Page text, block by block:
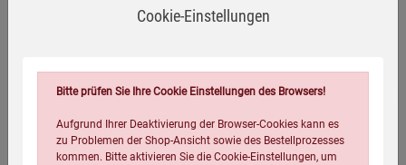
Cookie-Einstellungen
Bitte prüfen Sie Ihre Cookie Einstellungen des Browsers!
Aufgrund Ihrer Deaktivierung der Browser-Cookies kann es
zu Problemen der Shop-Ansicht sowie des Bestellprozesses
kommen. Bitte aktivieren Sie die Cookie-Einstellungen, um